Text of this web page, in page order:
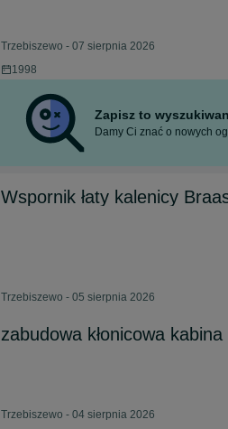
Trzebiszewo - 07 sierpnia 2026
1998
Zapisz to
Damy Ci znać o nowych
Wspornik łaty kalenicy
Trzebiszewo - 05 sierpnia 2026
zabudowa kłonicowa
Trzebiszewo - 04 sierpnia 2026